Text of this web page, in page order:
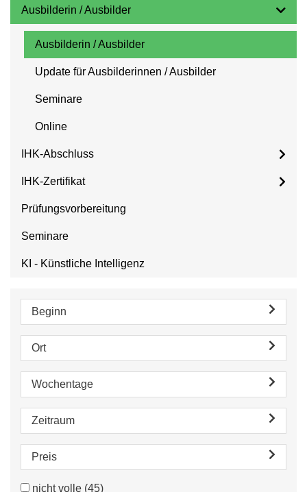
Ausbilderin / Ausbilder
Ausbilderin / Ausbilder
Update für Ausbilderinnen / Ausbilder
Seminare
Online
IHK-Abschluss
IHK-Zertifikat
Prüfungsvorbereitung
Seminare
KI - Künstliche Intelligenz
Beginn
Ort
Wochentage
Zeitraum
Preis
nicht volle (45)